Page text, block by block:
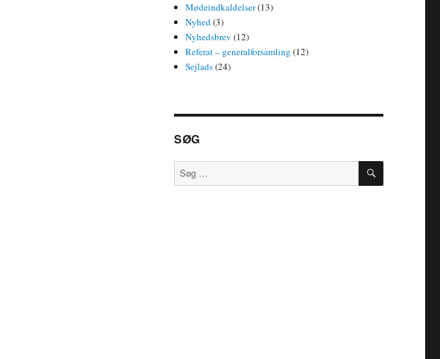
Mødeindkaldelser(13)
Nyhed(3)
Nyhedsbrev (12)
Referat – generalforsamling (12)
Sejlads(24)
SØG
Søg
efter:
SØG